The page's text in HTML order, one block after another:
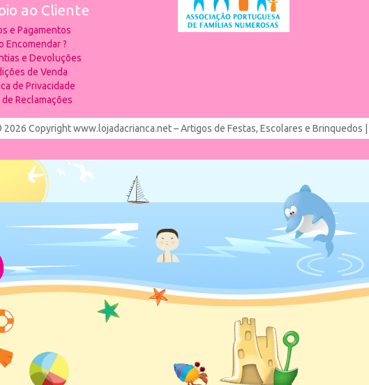
ao Cliente
e Pagamentos
Encomendar ?
e Devoluções
de Venda
de Privacidade
Reclamações
2026 Copyright www.lojadacrianca.net – Artigos de Festas, Escolares e Brinquedos |